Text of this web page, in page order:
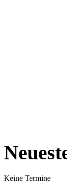
Keine Termine